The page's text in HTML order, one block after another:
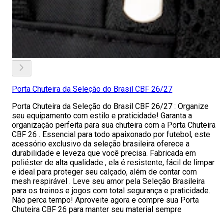
Porta Chuteira da Seleção do Brasil CBF 26/27
Porta Chuteira da Seleção do Brasil CBF 26/27 : Organize
seu equipamento com estilo e praticidade! Garanta a
organização perfeita para sua chuteira com a Porta Chuteira
CBF 26 . Essencial para todo apaixonado por futebol, este
acessório exclusivo da seleção brasileira oferece a
durabilidade e leveza que você precisa. Fabricada em
poliéster de alta qualidade , ela é resistente, fácil de limpar
e ideal para proteger seu calçado, além de contar com
mesh respirável . Leve seu amor pela Seleção Brasileira
para os treinos e jogos com total segurança e praticidade.
Não perca tempo! Aproveite agora e compre sua Porta
Chuteira CBF 26 para manter seu material sempre